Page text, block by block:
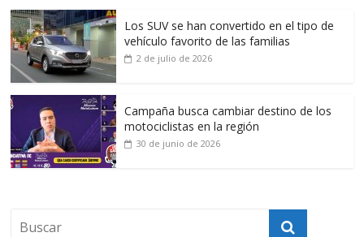
Los SUV se han convertido en el tipo de
vehículo favorito de las familias
2 de julio de 2026
Campaña busca cambiar destino de los
motociclistas en la región
30 de junio de 2026